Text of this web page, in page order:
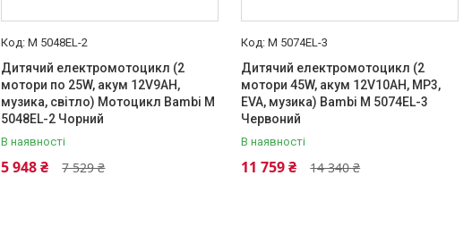
M 5048EL-2
Дитячий електромотоцикл (2
мотори по 25W, акум 12V9AH,
музика, світло) Мотоцикл Bambi M
5048EL-2 Чорний
В наявності
7 529 ₴
5 948 ₴
M 5074EL-3
Дитячий електромотоцикл (2
мотори 45W, акум 12V10AH, MP3,
EVA, музика) Bambi M 5074EL-3
Червоний
В наявності
14 340 ₴
11 759 ₴